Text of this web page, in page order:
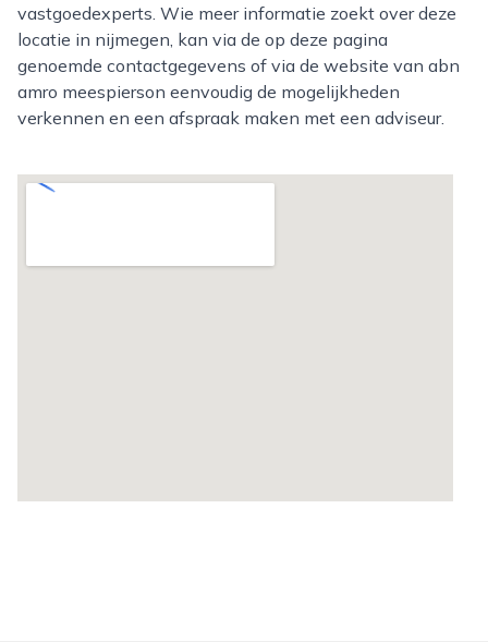
vastgoedexperts. Wie meer informatie zoekt over deze
locatie in nijmegen, kan via de op deze pagina
genoemde contactgegevens of via de website van abn
amro meespierson eenvoudig de mogelijkheden
verkennen en een afspraak maken met een adviseur.